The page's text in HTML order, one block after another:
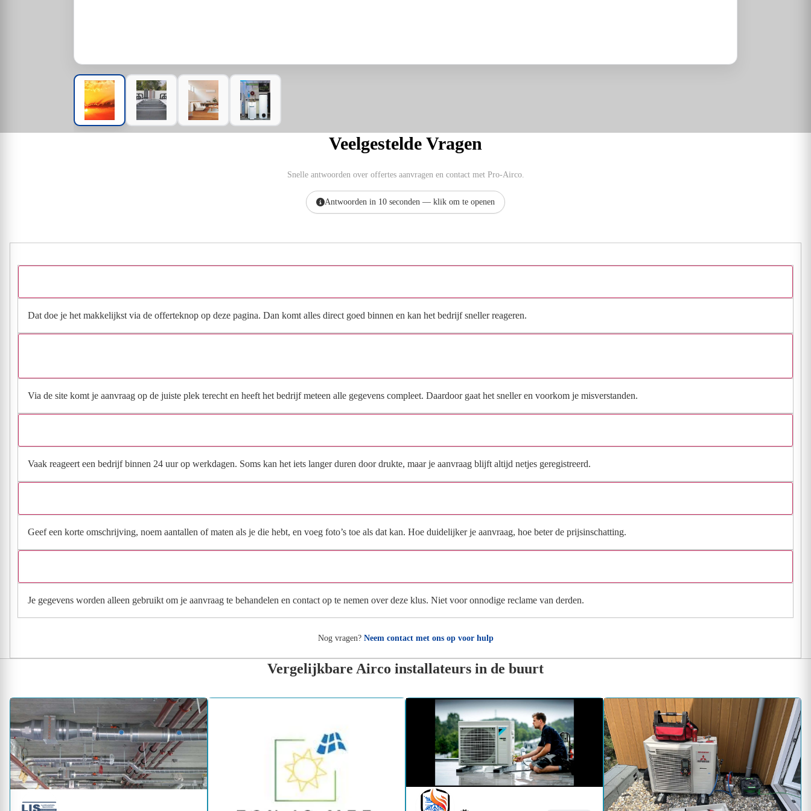
Veelgestelde Vragen
Snelle antwoorden over offertes aanvragen en contact met Pro-Airco.
Antwoorden in 10 seconden — klik om te openen
Dat doe je het makkelijkst via de offerteknop op deze pagina. Dan komt alles direct goed binnen en kan het bedrijf sneller reageren.
Via de site komt je aanvraag op de juiste plek terecht en heeft het bedrijf meteen alle gegevens compleet. Daardoor gaat het sneller en voorkom je misverstanden.
Vaak reageert een bedrijf binnen 24 uur op werkdagen. Soms kan het iets langer duren door drukte, maar je aanvraag blijft altijd netjes geregistreerd.
Geef een korte omschrijving, noem aantallen of maten als je die hebt, en voeg foto’s toe als dat kan. Hoe duidelijker je aanvraag, hoe beter de prijsinschatting.
Je gegevens worden alleen gebruikt om je aanvraag te behandelen en contact op te nemen over deze klus. Niet voor onnodige reclame van derden.
Nog vragen? Neem contact met ons op voor hulp
Vergelijkbare Airco installateurs in de buurt